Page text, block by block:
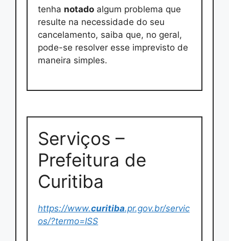
tenha notado algum problema que
resulte na necessidade do seu
cancelamento, saiba que, no geral,
pode-se resolver esse imprevisto de
maneira simples.
Serviços –
Prefeitura de
Curitiba
https://www.curitiba.pr.gov.br/servic
os/?termo=ISS